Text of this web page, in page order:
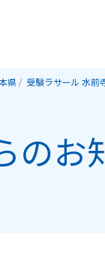
県 受験ラサール 水前
のお